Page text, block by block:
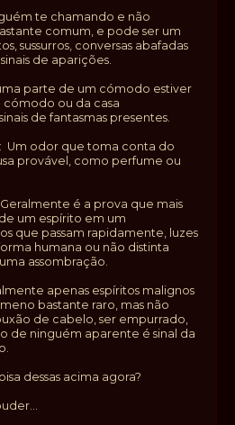
te chamando e não
comum, e pode ser um
sussurros, conversas abafadas
de aparições.
parte de um cómodo estiver
cómodo ou da casa
de fantasmas presentes.
Um odor que toma conta do
provável, como perfume ou
é a prova que mais
um espírito em um
que passam rapidamente, luzes
humana ou não distinta
assombração.
apenas espíritos malignos
bastante raro, mas não
de cabelo, ser empurrado,
de ninguém aparente é sinal da
dessas acima agora?